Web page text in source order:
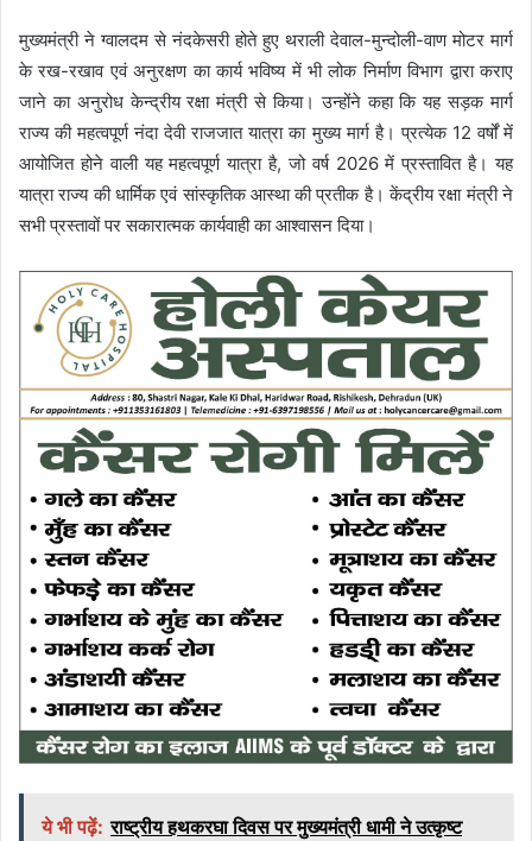
मुख्यमंत्री ने ग्वालदम से नंदकेसरी होते हुए थराली देवाल-मुन्दोली-वाण मोटर मार्ग
के रख-रखाव एवं अनुरक्षण का कार्य भविष्य में भी लोक निर्माण विभाग द्वारा कराए
जाने का अनुरोध केन्द्रीय रक्षा मंत्री से किया। उन्होंने कहा कि यह सड़क मार्ग
राज्य की महत्वपूर्ण नंदा देवी राजजात यात्रा का मुख्य मार्ग है। प्रत्येक 12 वर्षों में
आयोजित होने वाली यह महत्वपूर्ण यात्रा है, जो वर्ष 2026 में प्रस्तावित है। यह
यात्रा राज्य की धार्मिक एवं सांस्कृतिक आस्था की प्रतीक है। केंद्रीय रक्षा मंत्री ने
सभी प्रस्तावों पर सकारात्मक कार्यवाही का आश्वासन दिया।
ये भी पढ़ें: राष्ट्रीय हथकरघा दिवस पर मुख्यमंत्री धामी ने उत्कृष्ट